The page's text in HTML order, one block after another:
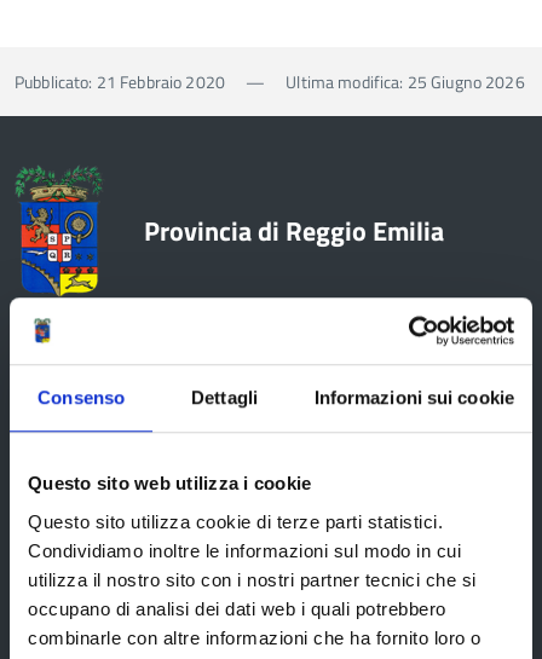
Consenso Dettagli Informazioni sui cookie
Questo sito web utilizza i cookie
Questo sito utilizza cookie di terze parti statistici.
Condividiamo inoltre le informazioni sul modo in cui
utilizza il nostro sito con i nostri partner tecnici che si
occupano di analisi dei dati web i quali potrebbero
combinarle con altre informazioni che ha fornito loro o
Pubblicato: 21 Febbraio 2020 — Ultima modifica: 25 Giugno 2026
Provincia di Reggio Emilia
Amministrazione Trasparente
Uffici e orari
Storia della Provincia